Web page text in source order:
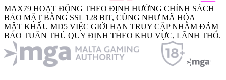
MAX79 HOẠT ĐỘNG THEO ĐỊNH HƯỚNG CHÍNH SÁCH
BẢO MẬT BẰNG SSL 128 BIT, CŨNG NHƯ MÃ HÓA
MẬT KHẨU MD5 VIỆC GIỚI HẠN TRUY CẬP NHẰM ĐẢM
BẢO TUÂN THỦ QUY ĐỊNH THEO KHU VỰC, LÃNH THỔ.